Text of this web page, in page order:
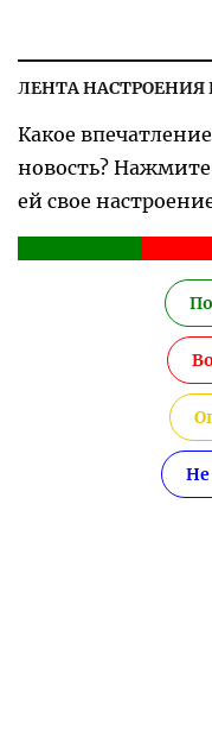
ЛЕНТА НАСТРОЕНИЯ
Какое
новость?
ей свое
Не